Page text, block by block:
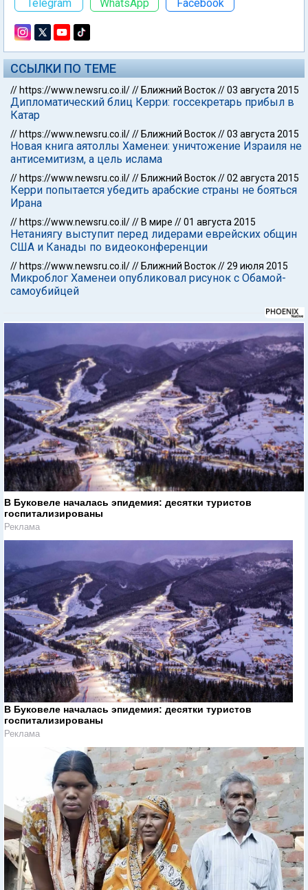
Telegram WhatsApp Facebook
ССЫЛКИ ПО ТЕМЕ
// https://www.newsru.co.il/// Ближний Восток//03 августа 2015
Дипломатический блиц Керри: госсекретарь прибыл в
Катар
// https://www.newsru.co.il/// Ближний Восток//03 августа 2015
Новая книга аятоллы Хаменеи: уничтожение Израиля не
антисемитизм, а цель ислама
// https://www.newsru.co.il/// Ближний Восток//02 августа 2015
Керри попытается убедить арабские страны не бояться
Ирана
// https://www.newsru.co.il/// В мире //01 августа 2015
Нетаниягу выступит перед лидерами еврейских общин
США и Канады по видеоконференции
// https://www.newsru.co.il/// Ближний Восток//29 июля 2015
Микроблог Хаменеи опубликовал рисунок с Обамой-
самоубийцей
В Буковеле началась эпидемия: десятки туристов
госпитализированы
Реклама
В Буковеле началась эпидемия: десятки туристов
госпитализированы
Реклама